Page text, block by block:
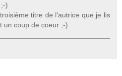
)
titre de l'autrice que je lis
un coup de coeur ;-)